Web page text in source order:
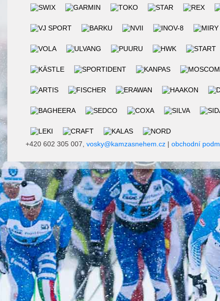
+420 602 305 007, vosky@kamzasnehem.cz | obchodní